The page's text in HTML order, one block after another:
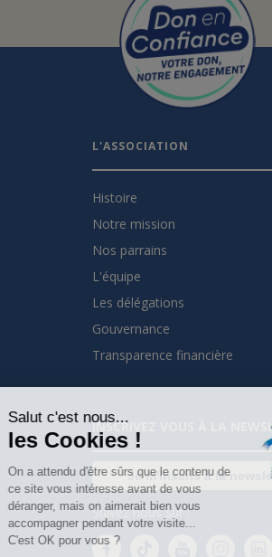
Salut c'est nous...
les Cookies !
On a attendu d'être sûrs que le contenu de
ce site vous intéresse avant de vous
déranger, mais on aimerait bien vous
accompagner pendant votre visite...
C'est OK pour vous ?
L'ASSOCIATION
Histoire
Notre mission
Nos parrains
L'équipe
Les délégations
Gouvernance
Transparence financière
INSCRIVEZ VOUS À LA
Je m'inscris à la
Suivez nous sur :